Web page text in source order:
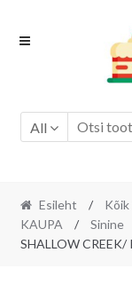
Skip
Skip
All
Esileht /
KAUPA
/ Sinine
SHALLOW